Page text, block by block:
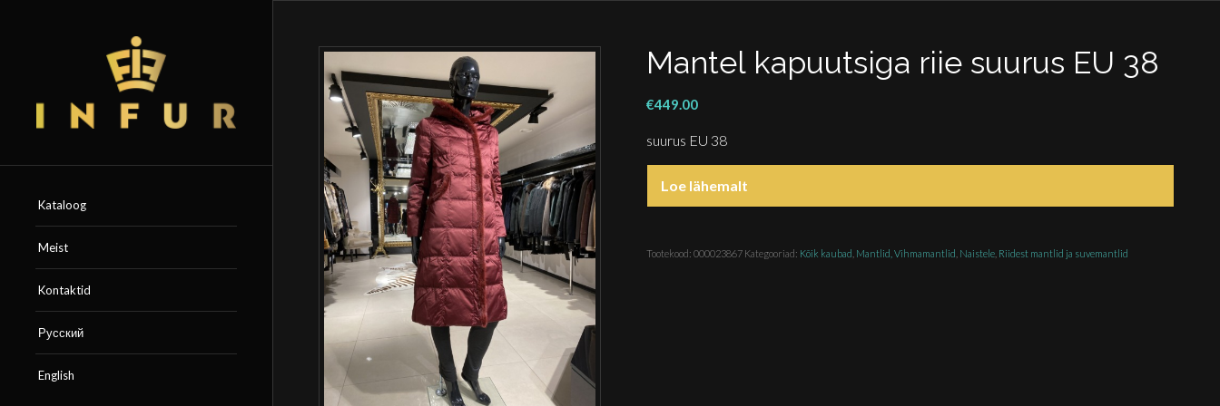
Kataloog
Meist
Kontaktid
Русский
English
Mantel kapuutsiga riie suurus EU 38
€449.00
suurus EU 38
Loe lähemalt
Tootekood:000023867 Kategooriad: Kõik kaubad Mantlid, Vihmamantlid Naistele Riidest mantlid ja suvemantlid